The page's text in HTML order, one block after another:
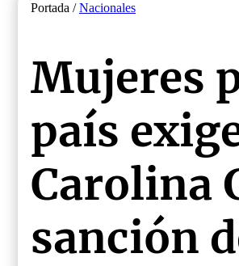
Portada /Nacionales
Mujeres
país
Carolina
sanción